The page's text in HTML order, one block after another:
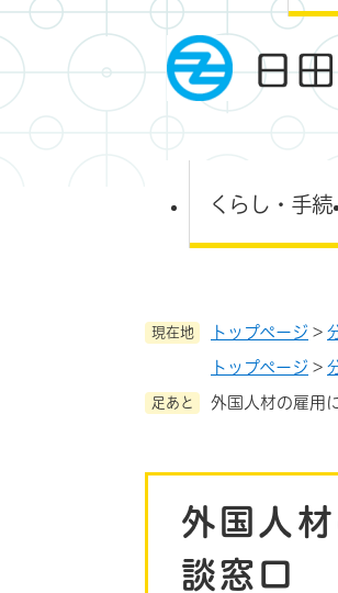
ペ
ー
の
くらし・手続
現在地 トップページ >
トップページ >
足あと 外国人材の雇用
外国人
談窓口